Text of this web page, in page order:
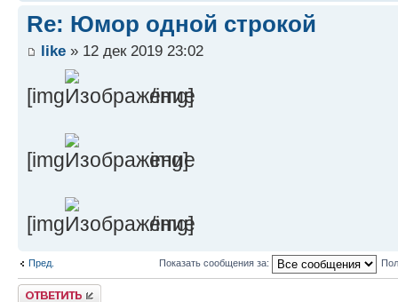
Re: Юмор одной строкой
like » 12 дек 2019 23:02
[img /img]
[img img]
[img /img]
Пред. Показать сообщения за:
Ответить